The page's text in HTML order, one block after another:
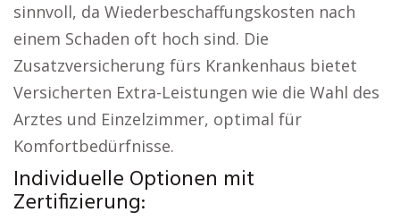
sinnvoll, da Wiederbeschaffungskosten nach
einem Schaden oft hoch sind. Die
Zusatzversicherung fürs Krankenhaus bietet
Versicherten Extra-Leistungen wie die Wahl des
Arztes und Einzelzimmer, optimal für
Komfortbedürfnisse.
Individuelle Optionen mit
Zertifizierung: